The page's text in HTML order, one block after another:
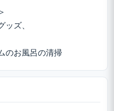
ズ、
のお風呂の清掃